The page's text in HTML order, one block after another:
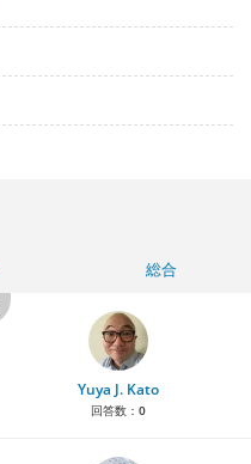
総合
Yuya J. Kato
回答数： 0